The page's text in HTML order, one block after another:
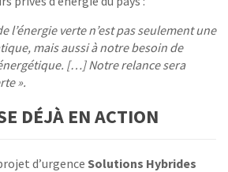
l’énergie verte n’est pas seulement une
mais aussi à notre besoin de
[…] Notre relance sera
».
DÉJÀ EN ACTION
d’urgence Solutions Hybrides